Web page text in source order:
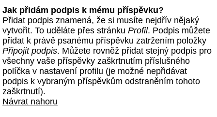
Jak přidám podpis k mému příspěvku?
Přidat podpis znamená, že si musíte nejdřív nějaký
vytvořit. To uděláte přes stránku Profil. Podpis můžete
přidat k právě psanému příspěvku zatržením položky
Připojit podpis. Můžete rovněž přidat stejný podpis pro
všechny vaše příspěvky zaškrtnutím příslušného
políčka v nastavení profilu (je možné nepřidávat
podpis k vybraným příspěvkům odstraněním tohoto
zaškrtnutí).
Návrat nahoru